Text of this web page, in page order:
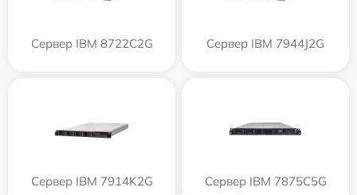
Сервер IBM 8722C2G Сервер IBM 7944J2G
Сервер IBM 7914K2G Сервер IBM 7875C5G